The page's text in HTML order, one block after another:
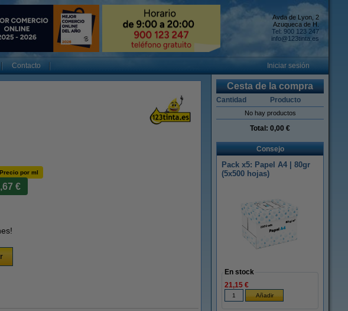
Avda de Lyon, 2
Azuqueca de H.
Tel: 900 123 247
info@123tinta.es
Contacto Iniciar sesión
Precio por ml
€
Cesta de la compra
Cantidad Producto
No hay productos
Total: 0,00 €
Consejo
Pack x5: Papel A4 | 80gr
(5x500 hojas)
En stock
21,15 €